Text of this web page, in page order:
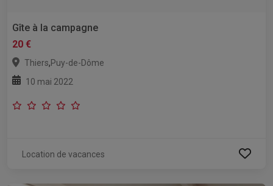
Gîte à la campagne
20 €
Thiers,Puy-de-Dôme
10 mai 2022
Location de vacances